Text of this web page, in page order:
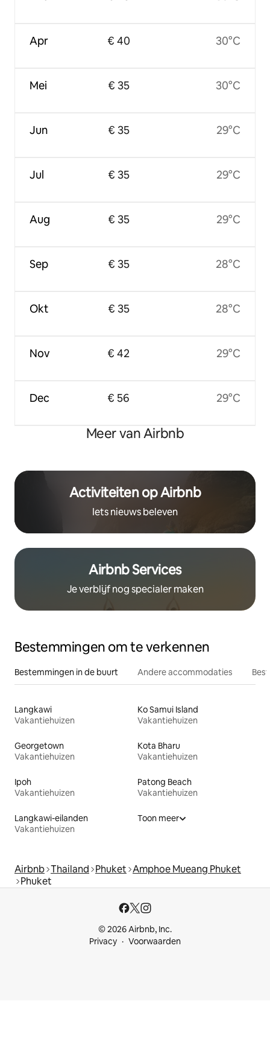
Apr
Mei
Jun
Jul
Aug
Sep
Okt
Nov
Dec
€ 40
€ 35
€ 35
€ 35
€ 35
€ 35
€ 35
€ 42
€ 56
30°C
30°C
29°C
29°C
29°C
28°C
28°C
29°C
29°C
Meer van Airbnb
Activiteiten op Airbnb
Iets nieuws beleven
Airbnb Services
Je verblijf nog specialer maken
Bestemmingen om te verkennen
Bestemmingen in de buurt Andere accommodaties
Langkawi
Vakantiehuizen
Ko Samui Island
Vakantiehuizen
Georgetown
Vakantiehuizen
Kota Bharu
Vakantiehuizen
Ipoh
Vakantiehuizen
Patong Beach
Vakantiehuizen
Langkawi-eilanden
Vakantiehuizen
Toon meer
Airbnb Thailand Phuket Amphoe Mueang Phuket
Phuket
© 2026 Airbnb, Inc.
Privacy
Voorwaarden